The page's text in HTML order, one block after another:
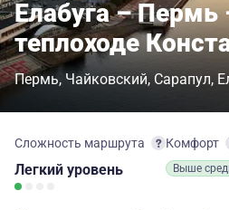
Елабуга – Пермь
теплоходе
Пермь Чайковский Сарапул
Сложность маршрута
Легкий уровень
Комфорт
Выше